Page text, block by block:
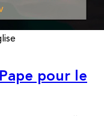
pour le